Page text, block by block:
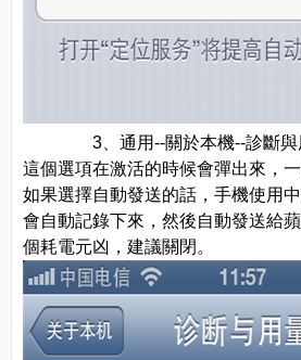
3、通用--關於本機--診斷與
這個選項在激活的時候會彈出來，
如果選擇自動發送的話，手機使用
會自動記錄下來，然後自動發送給
個耗電元凶，建議關閉。